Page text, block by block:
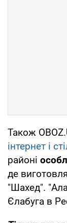
Також
інтернет і
районі
де
"Шахед".
Єлабуга в